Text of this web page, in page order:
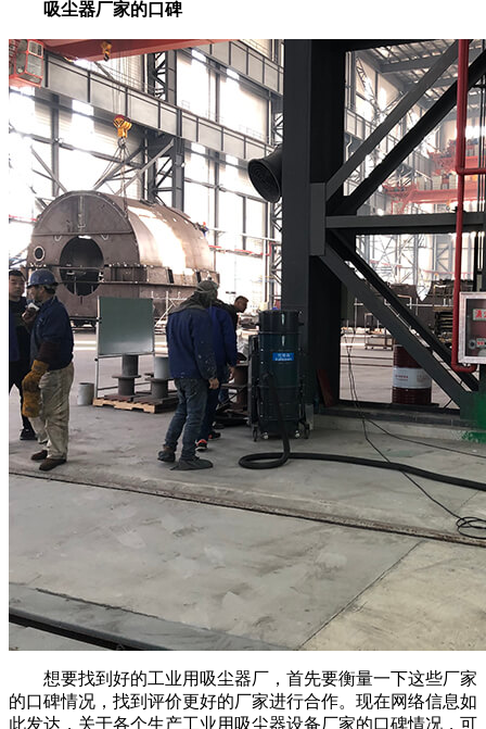
吸尘器厂家的口碑
想要找到好的工业用吸尘器厂，首先要衡量一下这些厂家
的口碑情况，找到评价更好的厂家进行合作。现在网络信息如
此发达，关于各个生产工业用吸尘器设备厂家的口碑情况，可